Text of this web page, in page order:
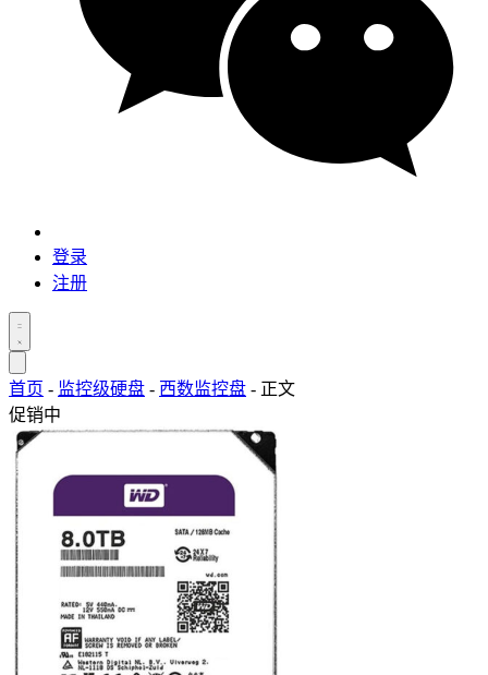
登录
注册
首页 - 监控级硬盘 - 西数监控盘 - 正文
促销中